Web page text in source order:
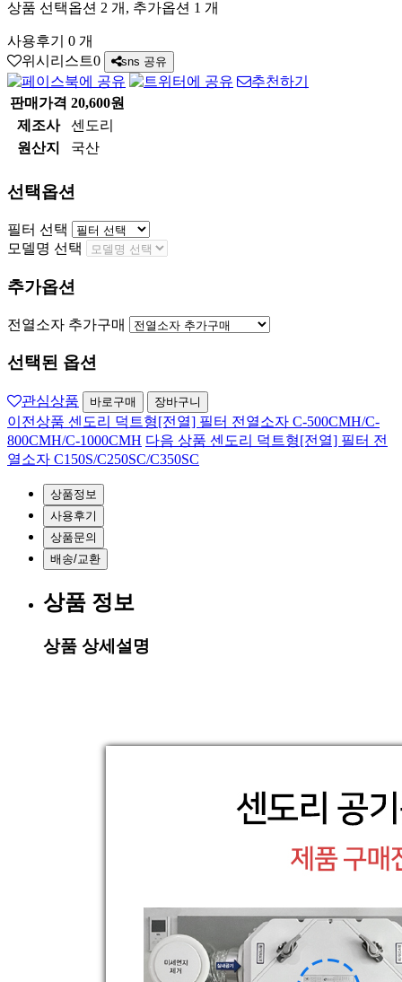
상품 선택옵션 2 개, 추가옵션 1 개
사용후기 0 개
위시리스트0 sns 공유
추천하기
판매가격 20,600원
제조사
센도리
원산지
국산
선택옵션
필터 선택
모델명 선택
추가옵션
전열소자 추가구매
선택된 옵션
관심상품 바로구매 장바구니
이전상품 센도리 덕트형[전열] 필터 전열소자 C-500CMH/C-
800CMH/C-1000CMH 다음 상품 센도리 덕트형[전열] 필터 전
열소자 C150S/C250SC/C350SC
상품정보
사용후기
상품문의
배송/교환
상품 정보
상품 상세설명